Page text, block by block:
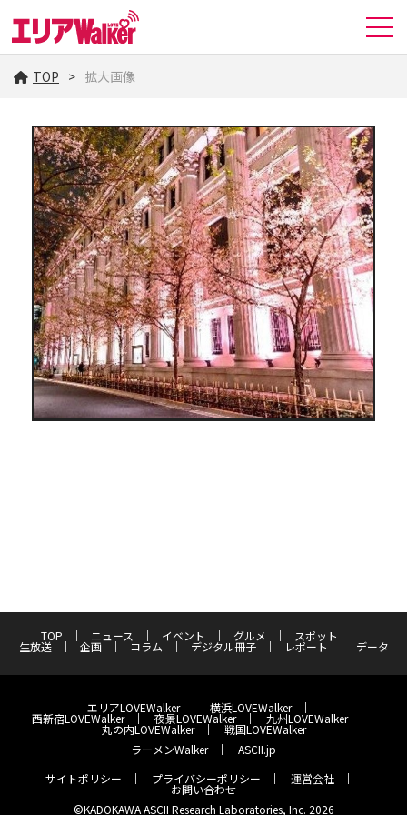
TOP 拡大画像
TOP ニュース イベント グルメ スポット
生放送 企画 コラム デジタル冊子 レポート データ
エリアLOVEWalker 横浜LOVEWalker
西新宿LOVEWalker 夜景LOVEWalker 九州LOVEWalker
丸の内LOVEWalker
戦国LOVEWalker
ラーメンWalker
ASCII.jp
サイトポリシー
プライバシーポリシー 運営会社
お問い合わせ
©KADOKAWA ASCII Research Laboratories, Inc. 2026